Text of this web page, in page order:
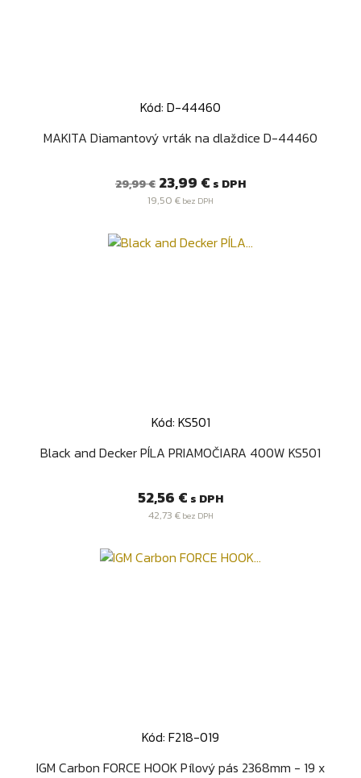
Kód: D-44460
MAKITA Diamantový vrták na dlaždice D-44460
Bežná
cena
29,99 € Cena
23,99 € s DPH
19,50 € bez DPH
Kód: KS501
Black and Decker PÍLA PRIAMOČIARA 400W KS501
Cena
52,56 € s DPH
42,73 €bez DPH
Kód: F218-019
IGM Carbon FORCE HOOK Pílový pás 2368mm - 19 x